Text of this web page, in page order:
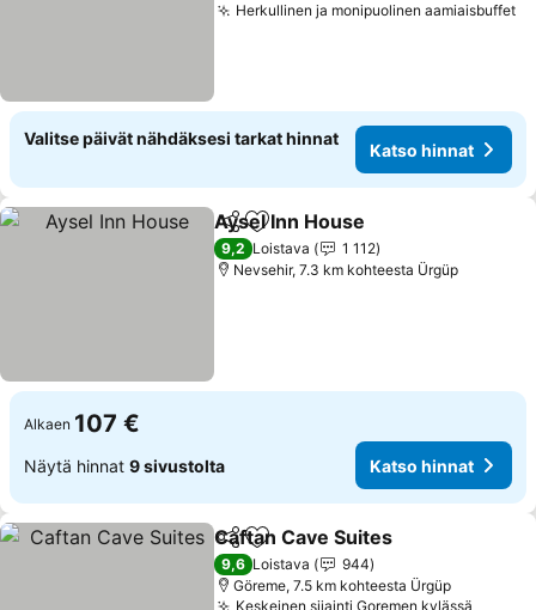
Herkullinen ja monipuolinen aamiaisbuffet
Valitse päivät nähdäksesi tarkat hinnat
Katso hinnat
Jaa Lisää suosikkeihin
Aysel Inn House
9,2 Loistava
1 112
Nevsehir, 7.3 km kohteesta Ürgüp
Alkaen 107 €
Näytä hinnat 9 sivustolta Katso hinnat
Jaa Lisää suosikkeihin
Caftan Cave Suites
9,6 Loistava
944
Göreme, 7.5 km kohteesta Ürgüp
Keskeinen sijainti Goremen kylässä